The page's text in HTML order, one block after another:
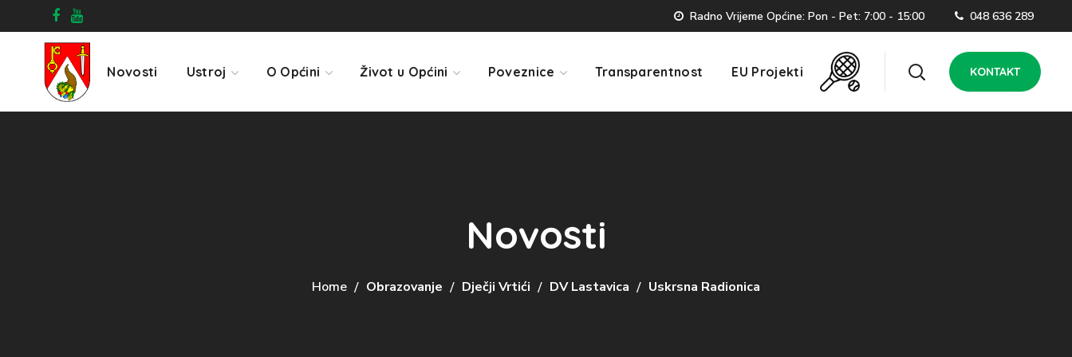
Radno Vrijeme Općine: Pon - Pet: 7:00 - 15:00 048 636 289
Novosti Ustroj O Općini Život u Općini Poveznice Transparentnost EU Projekti KONTAKT
Novosti
Home Obrazovanje Dječji Vrtići DV Lastavica Uskrsna Radionica